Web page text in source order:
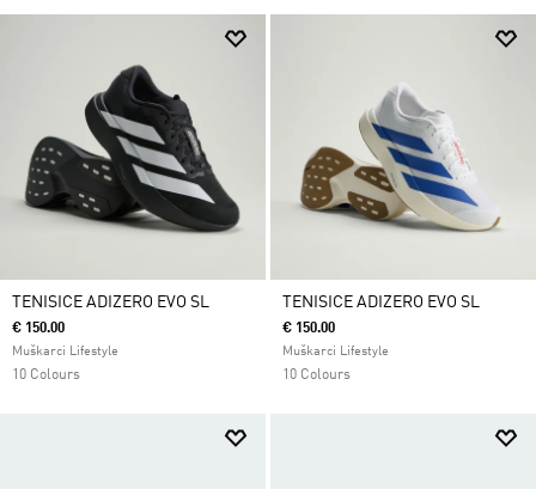
TENISICE ADIZERO EVO SL
€ 150.00
Muškarci Lifestyle
10 Colours
TENISICE ADIZERO EVO SL
€ 150.00
Muškarci Lifestyle
10 Colours